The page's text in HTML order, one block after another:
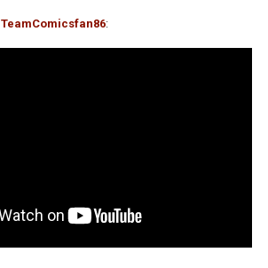
TeamComicsfan86: